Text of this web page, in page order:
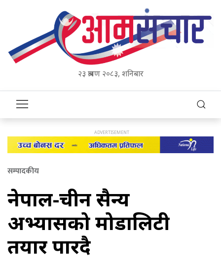
२३ श्रावण २०८३, शनिबार
सम्पादकीय
नेपाल-चीन सैन्य
अभ्यासको मोडालिटी
तयार पारिँदै